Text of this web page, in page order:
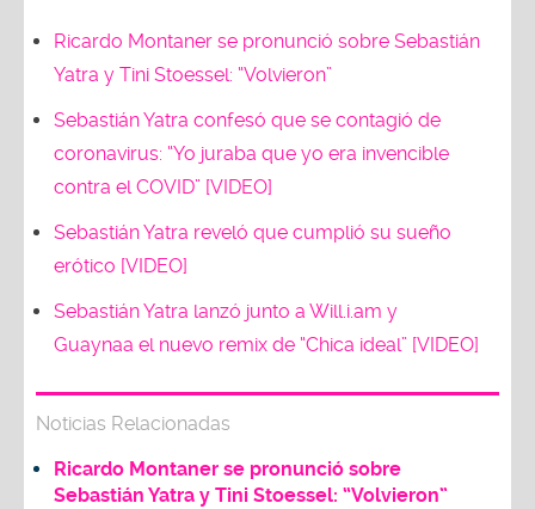
Ricardo Montaner se pronunció sobre Sebastián
Yatra y Tini Stoessel: “Volvieron”
Sebastián Yatra confesó que se contagió de
coronavirus: “Yo juraba que yo era invencible
contra el COVID” [VIDEO]
Sebastián Yatra reveló que cumplió su sueño
erótico [VIDEO]
Sebastián Yatra lanzó junto a Will.i.am y
Guaynaa el nuevo remix de “Chica ideal” [VIDEO]
Noticias Relacionadas
Ricardo Montaner se pronunció sobre
Sebastián Yatra y Tini Stoessel: “Volvieron”